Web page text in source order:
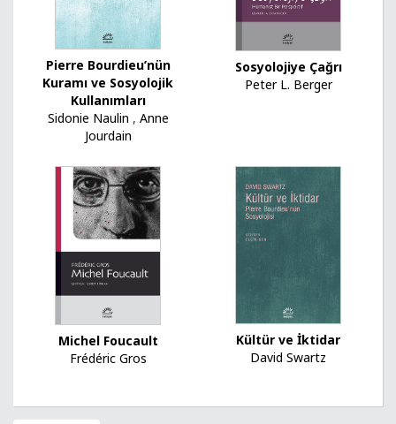
Pierre Bourdieu’nün
Kuramı ve Sosyolojik
Kullanımları
Sidonie Naulin , Anne
Jourdain
Sosyolojiye Çağrı
Peter L. Berger
Michel Foucault
Frédéric Gros
Kültür ve İktidar
David Swartz